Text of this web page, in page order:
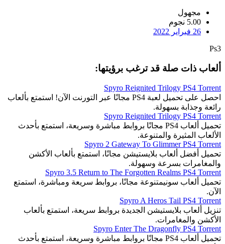
مجهول
5.00 نجوم
26 فبراير 2022
Ps3
ألعاب ذات صلة قد ترغب برؤيتها:
Spyro Reignited Trilogy PS4 Torrent
احصل على تحميل لعبة PS4 مجانًا عبر التورنت الآن! استمتع بألعاب
رائعة وجذابة بسهولة.
Spyro Reignited Trilogy PS4 Torrent
تحميل ألعاب PS4 مجانًا بروابط مباشرة وسريعة، استمتع بأحدث
الألعاب المثيرة والمتنوعة.
Spyro 2 Gateway To Glimmer PS4 Torrent
تحميل أفضل ألعاب بلايستيشن مجانًا، استمتع بألعاب الأكشن
والمغامرات بسرعة وسهولة.
Spyro 3.5 Return to The Forgotten Realms PS4 Torrent
تحميل ألعاب سونيمتنوعة مجانًا، بروابط سريعة ومباشرة، استمتع
الآن.
Spyro A Heros Tail PS4 Torrent
تنزيل ألعاب بلايستيشن الجديدة بروابط سريعة، استمتع بألعاب
الأكشن والمغامرات.
Spyro Enter The Dragonfly PS4 Torrent
تحميل ألعاب PS4 مجانًا بروابط مباشرة وسريعة، استمتع بأحدث